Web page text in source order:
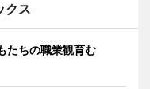
クス
たちの職業観育む